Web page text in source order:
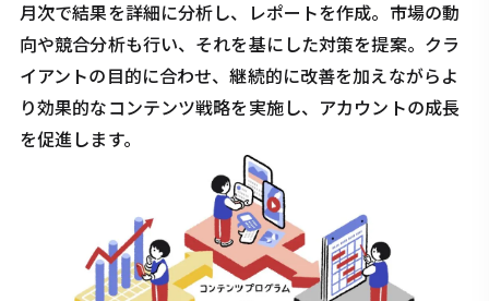
月次で結果を詳細に分析し、レポートを作成。市場の動
向や競合分析も行い、それを基にした対策を提案。クラ
イアントの目的に合わせ、継続的に改善を加えながらよ
り効果的なコンテンツ戦略を実施し、アカウントの成長
を促進します。